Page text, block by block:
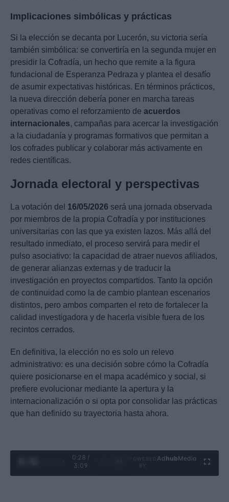
Implicaciones simbólicas y prácticas
Si la elección se decanta por Lucerón, su victoria sería
también simbólica: se convertiría en la segunda mujer en
presidir la Cofradía, un hecho que remite a la figura
fundacional de Esperanza Pedraza y plantea el desafío
de asumir expectativas históricas. En términos prácticos,
la nueva dirección debería poner en marcha tareas
operativas como el reforzamiento de acuerdos
internacionales, campañas para acercar la investigación
a la ciudadanía y programas formativos que permitan a
los cofrades publicar y colaborar más activamente en
redes científicas.
Jornada electoral y perspectivas
La votación del 16/05/2026 será una jornada observada
por miembros de la propia Cofradía y por instituciones
universitarias con las que ya existen lazos. Más allá del
resultado inmediato, el proceso servirá para medir el
pulso asociativo: la capacidad de atraer nuevos afiliados,
de generar alianzas externas y de traducir la
investigación en proyectos compartidos. Tanto la opción
de continuidad como la de cambio plantean escenarios
distintos, pero ambos comparten el reto de fortalecer la
calidad investigadora y de hacerla visible fuera de los
recintos cerrados.
En definitiva, la elección no es solo un relevo
administrativo: es una decisión sobre cómo la Cofradía
quiere posicionarse en el mapa académico y social, si
prefiere evolucionar mediante la apertura y la
internacionalización o si opta por consolidar las prácticas
que han definido su trayectoria hasta ahora.
0:29 /
3:09
Ad hubMedia